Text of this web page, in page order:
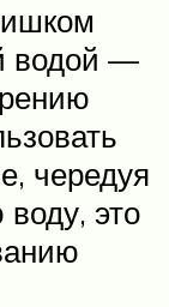
водой —
чередуя
это